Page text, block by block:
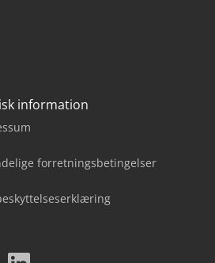
information
forretningsbetingelser